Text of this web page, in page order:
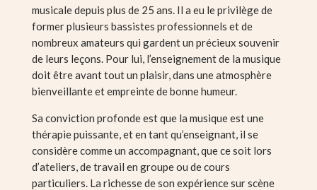
musicale depuis plus de 25 ans. Il a eu le privilège de
former plusieurs bassistes professionnels et de
nombreux amateurs qui gardent un précieux souvenir
de leurs leçons. Pour lui, l’enseignement de la musique
doit être avant tout un plaisir, dans une atmosphère
bienveillante et empreinte de bonne humeur.
Sa conviction profonde est que la musique est une
thérapie puissante, et en tant qu’enseignant, il se
considère comme un accompagnant, que ce soit lors
d’ateliers, de travail en groupe ou de cours
particuliers. La richesse de son expérience sur scène